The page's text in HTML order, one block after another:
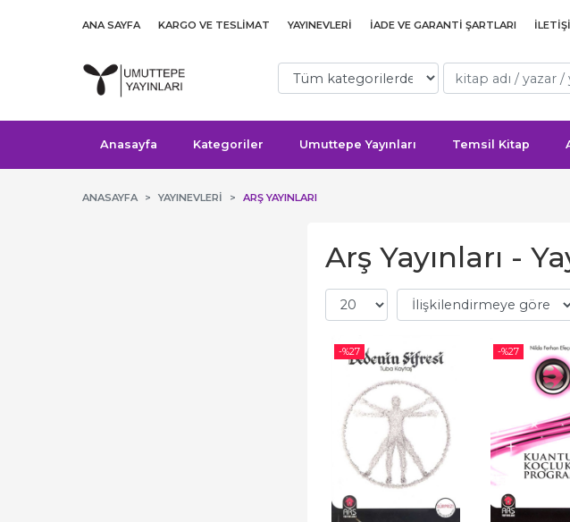
ANA SAYFA KARGO VE TESLIMAT YAYINEVLERI İADE VE GARANTI ŞARTLARI
Anasayfa Kategoriler Umuttepe Yayınları Temsil Kitap
ANASAYFA YAYINEVLERI ARŞ YAYINLARI
Arş Yayınları -
-%27 -%27